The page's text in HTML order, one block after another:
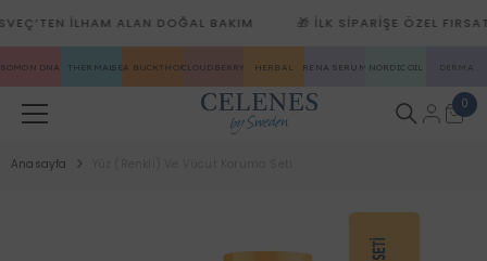
ILHAM ALAN DOĞAL BAKIM 🎁 İLK SIPARIŞE ÖZEL
SKIP TO CONTENT
SOMON DNA THERMALSEA BUCKTHORNCLOUDBERRY HERBAL RENA SERUM NORDIC OIL DERMA
00
Anasayfa